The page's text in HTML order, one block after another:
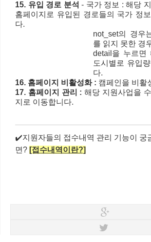
15. 유입 경로 분석 - 국가 정보 : 해당
홈페이지로 유입된 경로들의 국가 정
다.
not_set의 경우
를 읽지 못한 경
detail을 누르면
도시별로 유입
다.
16. 홈페이지 비활성화 : 캠페인을 비활
17. 홈페이지 관리 : 해당 지원사업을
지로 이동합니다.
✔️지원자들의 접수내역 관리 기능이 궁
면? [접수내역이란?]